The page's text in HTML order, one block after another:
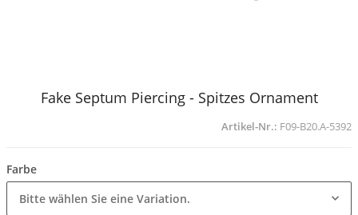
Fake Septum Piercing - Spitzes Ornament
Artikel-Nr.: F09-B20.A-5392
Farbe
Bitte wählen Sie eine Variation.